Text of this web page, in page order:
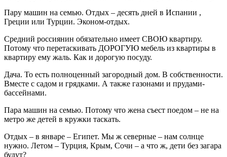
Пару машин на семью. Отдых – десять дней в Испании ,
Греции или Турции. Эконом-отдых.
Средний россиянин обязательно имеет СВОЮ квартиру.
Потому что перетаскивать ДОРОГУЮ мебель из квартиры в
квартиру ему жаль. Как и дорогую посуду.
Дача. То есть полноценный загородный дом. В собственности.
Вместе с садом и грядками. А также газонами и прудами-
бассейнами.
Пара машин на семью. Потому что жена съест поедом – не на
метро же детей в кружки таскать.
Отдых – в январе – Египет. Мы ж северные – нам солнце
нужно. Летом – Турция, Крым, Сочи – а что ж, дети без загара
будут?